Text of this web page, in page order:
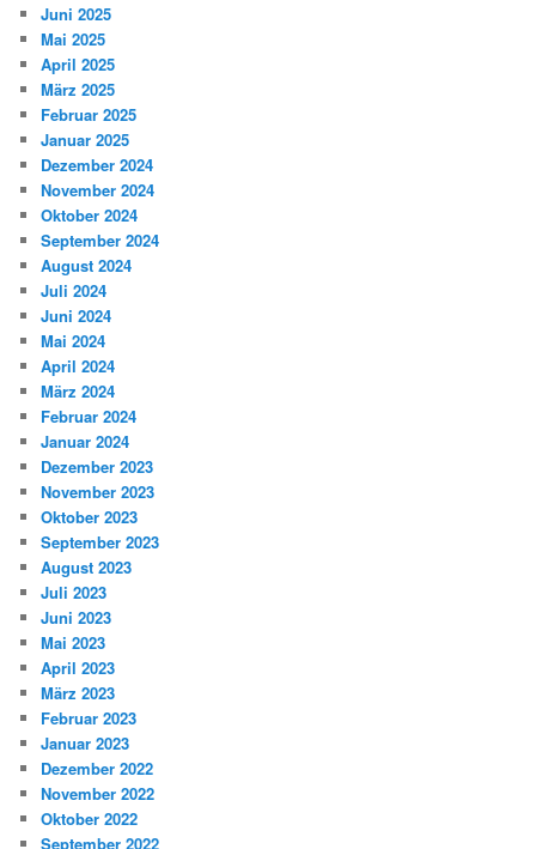
Juni 2025
Mai 2025
April 2025
März 2025
Februar 2025
Januar 2025
Dezember 2024
November 2024
Oktober 2024
September 2024
August 2024
Juli 2024
Juni 2024
Mai 2024
April 2024
März 2024
Februar 2024
Januar 2024
Dezember 2023
November 2023
Oktober 2023
September 2023
August 2023
Juli 2023
Juni 2023
Mai 2023
April 2023
März 2023
Februar 2023
Januar 2023
Dezember 2022
November 2022
Oktober 2022
September 2022